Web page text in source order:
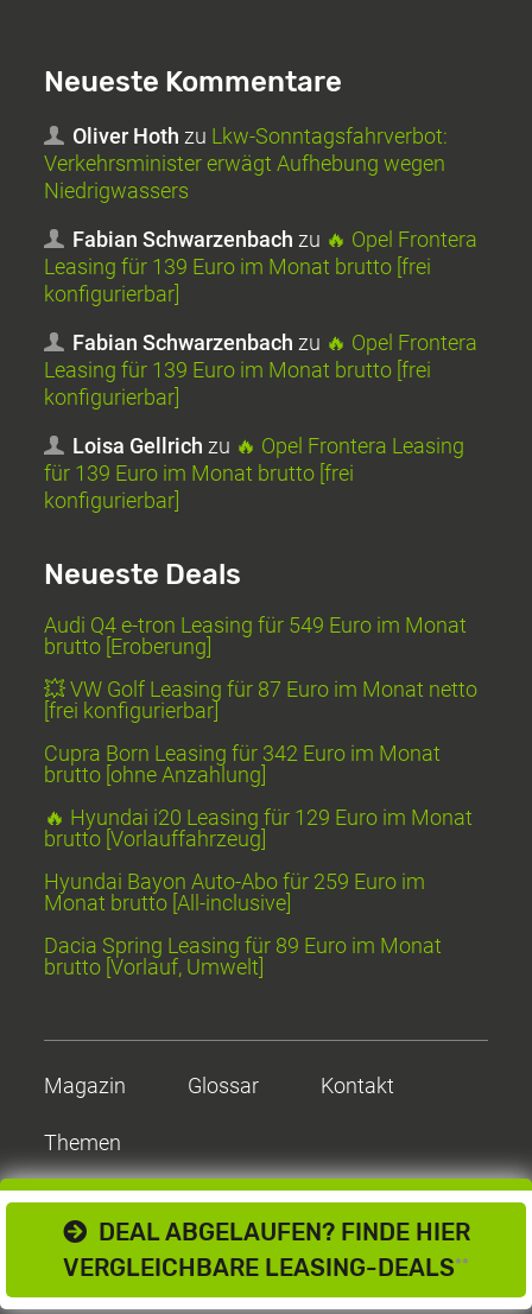
DEAL ABGELAUFEN? FINDE HIER
VERGLEICHBARE LEASING-DEALS**
Neueste Kommentare
Oliver Hoth zu Lkw-Sonntagsfahrverbot:
Verkehrsminister erwägt Aufhebung wegen
Niedrigwassers
Fabian Schwarzenbach zu 🔥 Opel Frontera
Leasing für 139 Euro im Monat brutto [frei
konfigurierbar]
Fabian Schwarzenbach zu 🔥 Opel Frontera
Leasing für 139 Euro im Monat brutto [frei
konfigurierbar]
Loisa Gellrich zu 🔥 Opel Frontera Leasing
für 139 Euro im Monat brutto [frei
konfigurierbar]
Neueste Deals
Audi Q4 e-tron Leasing für 549 Euro im Monat
brutto [Eroberung]
💥 VW Golf Leasing für 87 Euro im Monat netto
[frei konfigurierbar]
Cupra Born Leasing für 342 Euro im Monat
brutto [ohne Anzahlung]
🔥 Hyundai i20 Leasing für 129 Euro im Monat
brutto [Vorlauffahrzeug]
Hyundai Bayon Auto-Abo für 259 Euro im
Monat brutto [All-inclusive]
Dacia Spring Leasing für 89 Euro im Monat
brutto [Vorlauf, Umwelt]
Magazin Glossar Kontakt
Themen